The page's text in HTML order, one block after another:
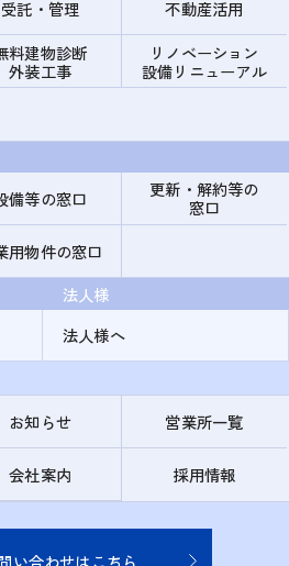
受託・管理 不動産活用
料建物診断
外装工事
リノベーション
設備リニューアル
備等の窓口
更新・解約等の
窓口
用物件の窓口
法人様
法人様へ
お知らせ 営業所一覧
会社案内 採用情報
い合わせはこちら